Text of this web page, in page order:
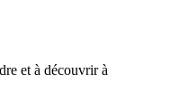
et à découvrir à